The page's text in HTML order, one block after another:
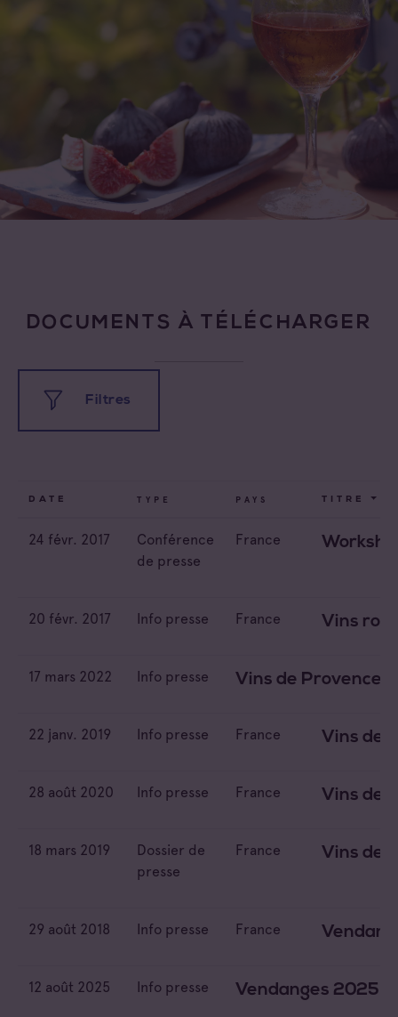
DOCUMENTS À TÉLÉCHARGER
Filtres
Tous les types
Conférence de presse
Tous les pays
Royaume-Uni
États-Unis
DATE TYPE PAYS TITRE
24 févr. 2017
Conférence
de presse
France
20 févr. 2017 Info presse France Vins
17 mars 2022 Info presse Vins de Provence
22 janv. 2019 Info presse France Vins de
28 août 2020 Info presse France Vins de
18 mars 2019
Dossier de
presse
France Vins de
29 août 2018 Info presse France
12 août 2025 Info presse Vendanges 2025 :